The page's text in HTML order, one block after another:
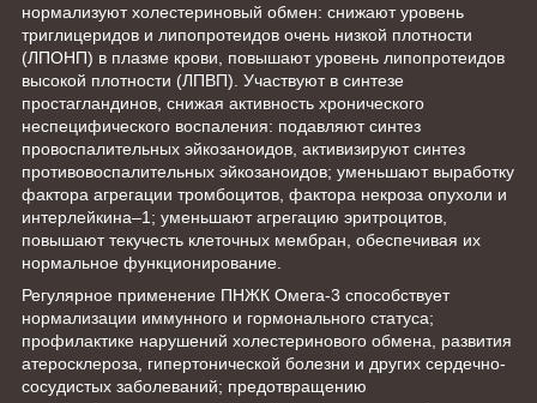
нормализуют холестериновый обмен: снижают уровень
триглицеридов и липопротеидов очень низкой плотности
(ЛПОНП) в плазме крови, повышают уровень липопротеидов
высокой плотности (ЛПВП). Участвуют в синтезе
простагландинов, снижая активность хронического
неспецифического воспаления: подавляют синтез
провоспалительных эйкозаноидов, активизируют синтез
противовоспалительных эйкозаноидов; уменьшают выработку
фактора агрегации тромбоцитов, фактора некроза опухоли и
интерлейкина–1; уменьшают агрегацию эритроцитов,
повышают текучесть клеточных мембран, обеспечивая их
нормальное функционирование.
Регулярное применение ПНЖК Омега-3 способствует
нормализации иммунного и гормонального статуса;
профилактике нарушений холестеринового обмена, развития
атеросклероза, гипертонической болезни и других сердечно-
сосудистых заболеваний; предотвращению